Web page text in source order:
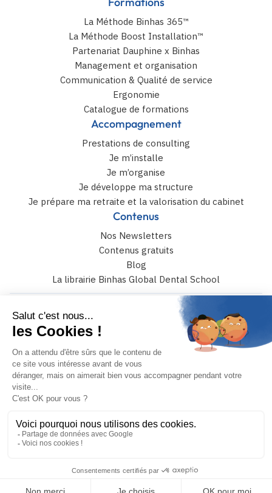
La Méthode Binhas 365™
La Méthode Boost Installation™
Partenariat Dauphine x Binhas
Management et organisation
Communication & Qualité de service
Ergonomie
Catalogue de formations
Accompagnement
Prestations de consulting
Je m’installe
Je m’organise
Je développe ma structure
Je prépare ma retraite et la valorisation du cabinet
Contenus
Nos Newsletters
Contenus gratuits
Blog
La librairie Binhas Global Dental School
6 rue Catulle Mendès 75017 paris
+33 (0)4 42 108 108
JE PRENDS RENDEZ-VOUS
MON COMPTE
Binhas © 2026 – Tous droits réservés
Conception et réalisation :
Politique de confidentialité